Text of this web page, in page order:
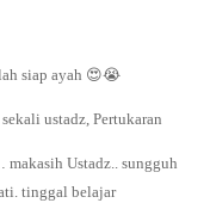
siap ayah 😍😭
ustadz, Pertukaran
Ustadz.. sungguh
tinggal belajar